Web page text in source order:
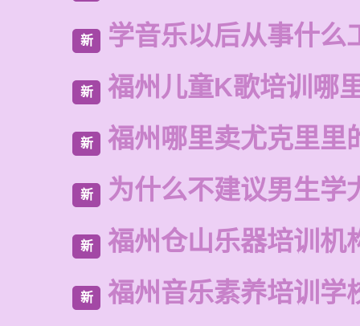
新 学音乐以后从事什么
新 福州儿童K歌培训哪
新 福州哪里卖尤克里里
新 为什么不建议男生学
新 福州仓山乐器培训机
新 福州音乐素养培训学